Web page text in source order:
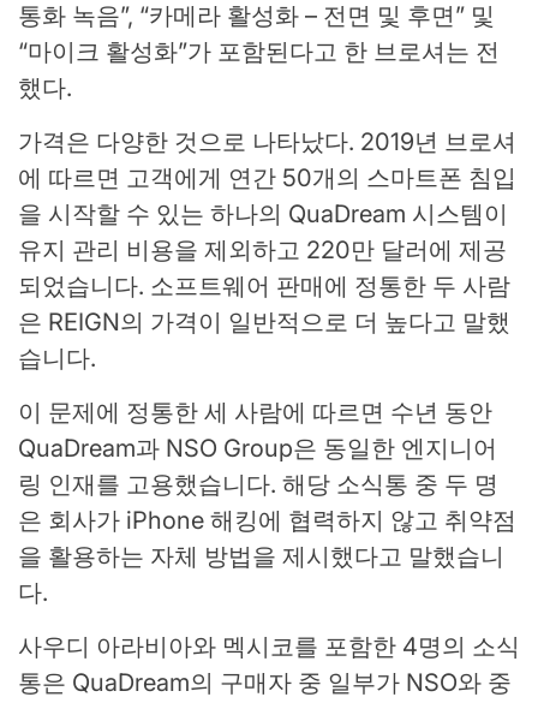
통화 녹음”, “카메라 활성화 – 전면 및 후면” 및
“마이크 활성화”가 포함된다고 한 브로셔는 전
했다.
가격은 다양한 것으로 나타났다. 2019년 브로셔
에 따르면 고객에게 연간 50개의 스마트폰 침입
을 시작할 수 있는 하나의 QuaDream 시스템이
유지 관리 비용을 제외하고 220만 달러에 제공
되었습니다. 소프트웨어 판매에 정통한 두 사람
은 REIGN의 가격이 일반적으로 더 높다고 말했
습니다.
이 문제에 정통한 세 사람에 따르면 수년 동안
QuaDream과 NSO Group은 동일한 엔지니어
링 인재를 고용했습니다. 해당 소식통 중 두 명
은 회사가 iPhone 해킹에 협력하지 않고 취약점
을 활용하는 자체 방법을 제시했다고 말했습니
다.
사우디 아라비아와 멕시코를 포함한 4명의 소식
통은 QuaDream의 구매자 중 일부가 NSO와 중